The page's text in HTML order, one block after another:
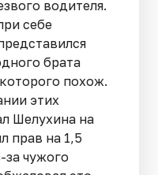
водителя.
себе
брата
похож.
этих
Шелухина на
прав на 1,5
за чужого